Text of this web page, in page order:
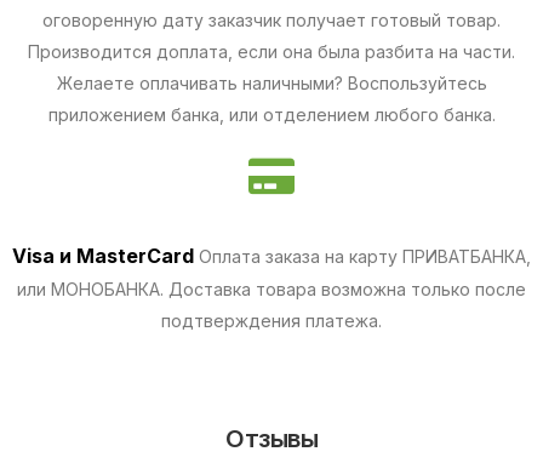
оговоренную дату заказчик получает готовый товар.
Производится доплата, если она была разбита на части.
Желаете оплачивать наличными? Воспользуйтесь
приложением банка, или отделением любого банка.
Visa и MasterCard Оплата заказа на карту ПРИВАТБАНКА,
или МОНОБАНКА. Доставка товара возможна только после
подтверждения платежа.
Отзывы